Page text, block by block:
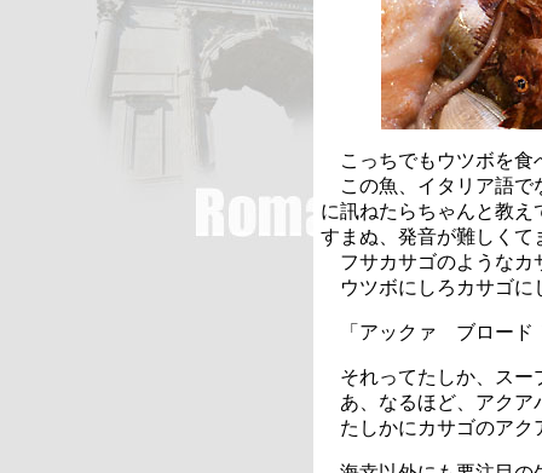
こっちでもウツボを
この魚、イタリア語で
に訊ねたらちゃんと教
すまぬ、発音が難しくて
フサカサゴのようなカ
ウツボにしろカサゴに
「アックァ ブロード
それってたしか、スー
あ、なるほど、アクア
たしかにカサゴのア